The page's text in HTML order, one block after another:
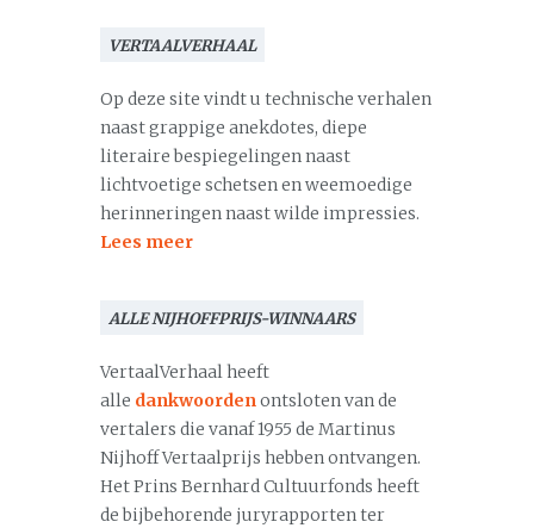
VERTAALVERHAAL
Op deze site vindt u technische verhalen
naast grappige anekdotes, diepe
literaire bespiegelingen naast
lichtvoetige schetsen en weemoedige
herinneringen naast wilde impressies.
Lees meer
ALLE NIJHOFFPRIJS-WINNAARS
VertaalVerhaal heeft
alle dankwoordenontsloten van de
vertalers die vanaf 1955 de Martinus
Nijhoff Vertaalprijs hebben ontvangen.
Het Prins Bernhard Cultuurfonds heeft
de bijbehorende juryrapporten ter